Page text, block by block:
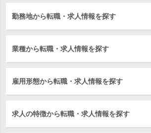
勤務地から転職・求人情報を探す
業種から転職・求人情報を探す
雇用形態から転職・求人情報を探す
求人の特徴から転職・求人情報を探す